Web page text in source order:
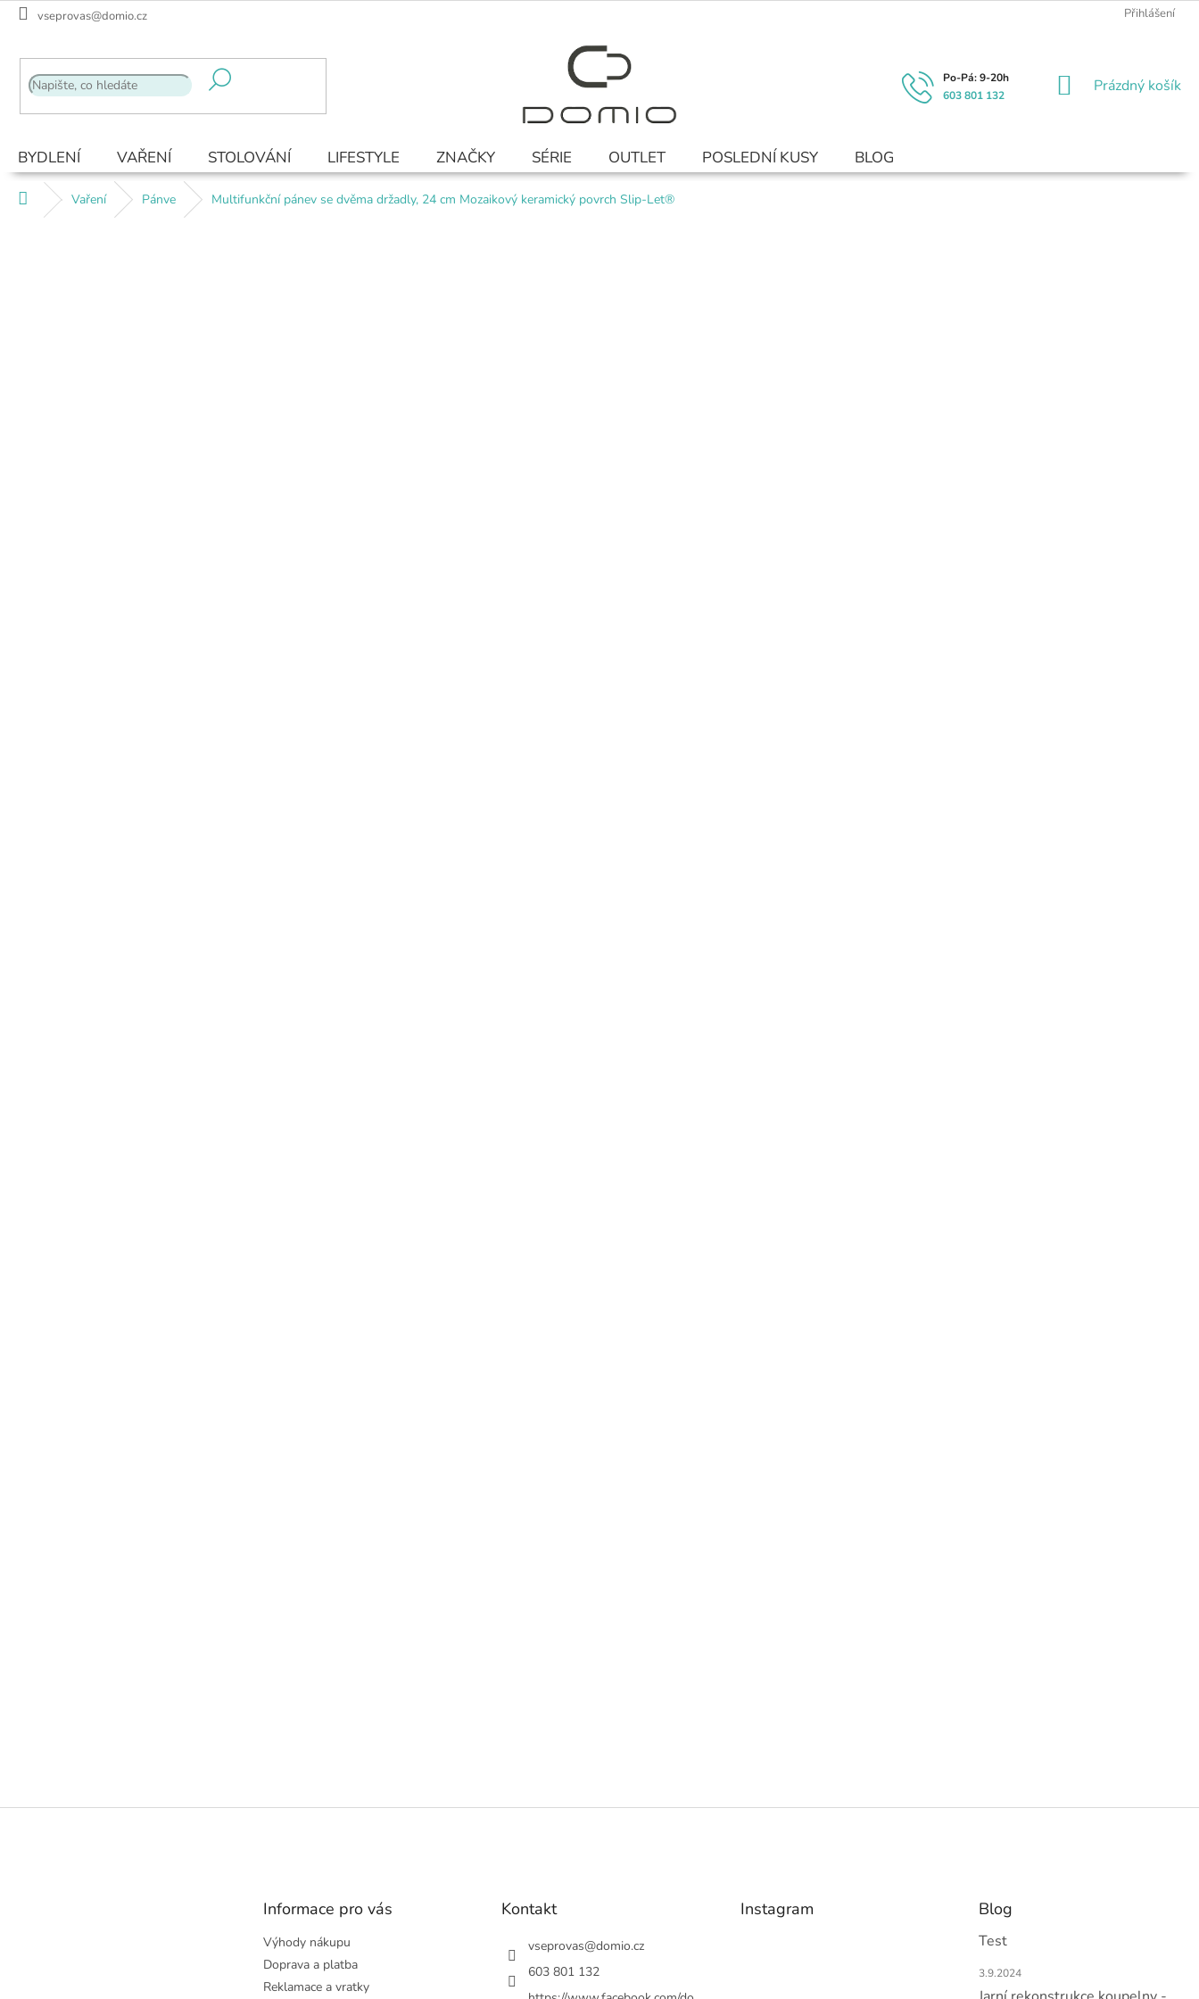
Přejít
vseprovas@domio.cz Přihlášení
603 801 132
NÁKUPNÍ
Prázdný košík
BYDLENÍ VAŘENÍ STOLOVÁNÍ LIFESTYLE ZNAČKY SÉRIE OUTLET POSLEDNÍ KUSY BLOG
Domů Vaření Pánve Multifunkční pánev se dvěma držadly, 24 cm Mozaikový keramický povrch Slip-Let®
Z
Informace pro vás
Výhody nákupu
Doprava a platba
Reklamace a vratky
Kontakt
vseprovas@domio.cz
603 801 132
Instagram Blog
Test
3.9.2024